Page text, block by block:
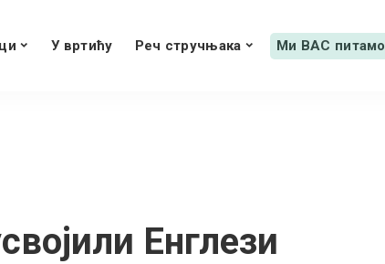
У вртићу Реч стручњака Ми ВАС питамо
Енглези